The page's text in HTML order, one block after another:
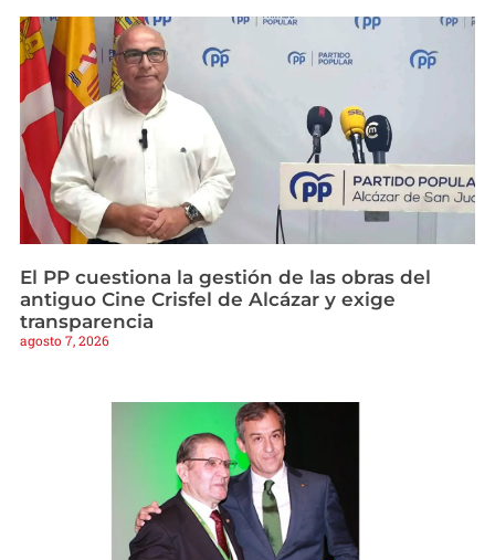
El PP cuestiona la gestión de las obras del
antiguo Cine Crisfel de Alcázar y exige
transparencia
agosto 7, 2026